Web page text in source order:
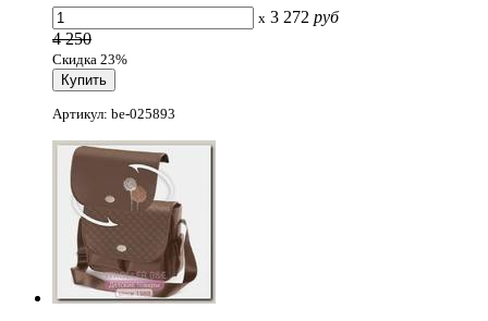
x 3 272 руб
4 250
Скидка 23%
Артикул: be-025893